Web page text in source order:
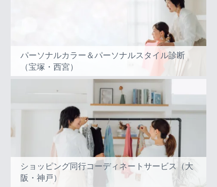
パーソナルカラー＆パーソナルスタイル診断
（宝塚・西宮）
ショッピング同行コーディネートサービス（大
阪・神戸）